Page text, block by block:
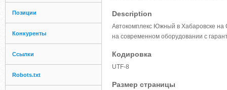
Позиции
Конкуренты
Ссылки
Robots.txt
Description
Автокомплекс Южный в Хабаровске на
на современном оборудовании с
Кодировка
UTF-8
Размер страницы